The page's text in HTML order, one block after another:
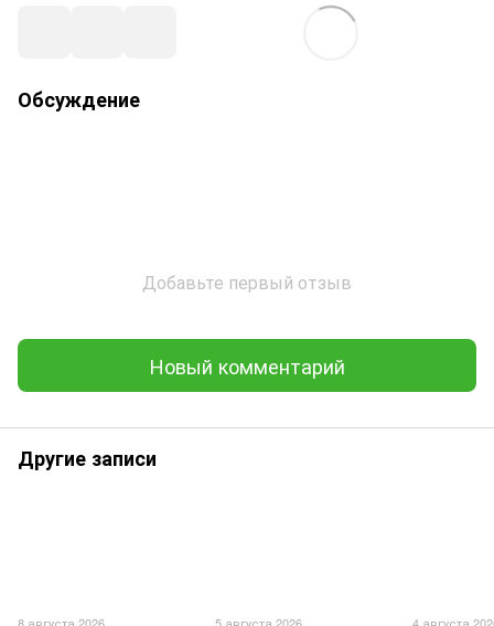
Обсуждение
Добавьте первый отзыв
Новый комментарий
Другие записи
8 августа 2026 5 августа 2026 4 августа